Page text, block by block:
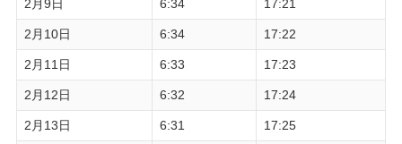
2月9日 6:34 17:21
2月10日 6:34 17:22
2月11日 6:33 17:23
2月12日 6:32 17:24
2月13日 6:31 17:25